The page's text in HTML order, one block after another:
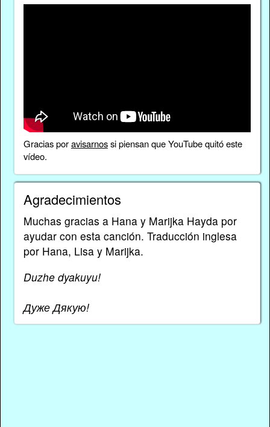
Gracias poravisarnossi piensan que YouTube quitó este
vídeo.
Agradecimientos
Muchas gracias a Hana y Marijka Hayda por
ayudar con esta canción. Traducción inglesa
por Hana, Lisa y Marijka.
Duzhe dyakuyu!
Дуже Дякую!